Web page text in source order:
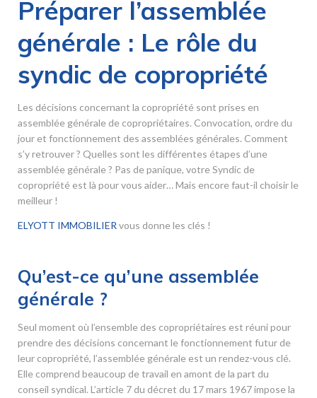
Préparer l’assemblée
générale : Le rôle du
syndic de copropriété
Les décisions concernant la copropriété sont prises en
assemblée générale de copropriétaires. Convocation, ordre du
jour et fonctionnement des assemblées générales. Comment
s’y retrouver ? Quelles sont les différentes étapes d’une
assemblée générale ? Pas de panique, votre Syndic de
copropriété est là pour vous aider… Mais encore faut-il choisir le
meilleur !
ELYOTT IMMOBILIER vous donne les clés !
Qu’est-ce qu’une assemblée
générale ?
Seul moment où l’ensemble des copropriétaires est réuni pour
prendre des décisions concernant le fonctionnement futur de
leur copropriété, l’assemblée générale est un rendez-vous clé.
Elle comprend beaucoup de travail en amont de la part du
conseil syndical. L’article 7 du décret du 17 mars 1967 impose la